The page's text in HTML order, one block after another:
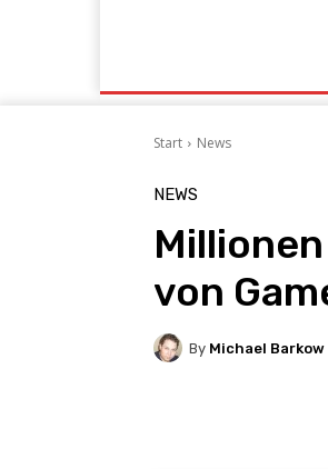
Start News
NEWS
von
By Michael Barkow